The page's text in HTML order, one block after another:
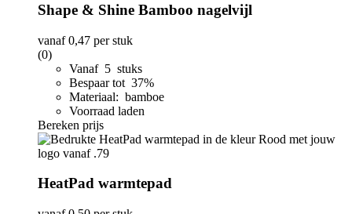
Shape & Shine Bamboo nagelvijl
vanaf0,47 per stuk
(0)
Vanaf 5 stuks
Bespaar tot 37%
Materiaal: bamboe
Voorraad laden
Bereken prijs
HeatPad warmtepad